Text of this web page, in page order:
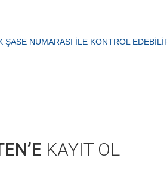
NUMARASI İLE KONTROL
Yorum Yaz
öneri formunu kullanarak tarafımıza
KAYIT OL